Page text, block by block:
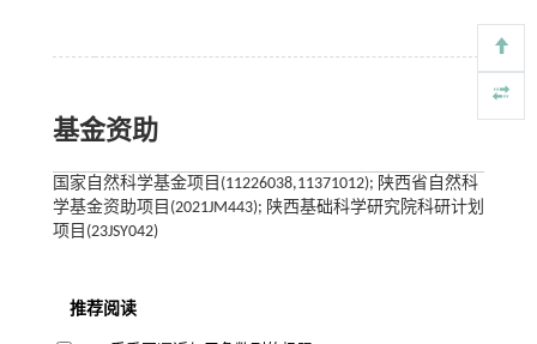
基金资助
国家自然科学基金项目(11226038,11371012); 陕西省自然科
学基金资助项目(2021JM443); 陕西基础科学研究院科研计划
项目(23JSY042)